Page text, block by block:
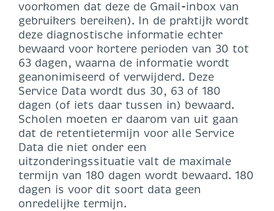
voorkomen dat deze de Gmail-inbox van
gebruikers bereiken). In de praktijk wordt
deze diagnostische informatie echter
bewaard voor kortere perioden van 30 tot
63 dagen, waarna de informatie wordt
geanonimiseerd of verwijderd. Deze
Service Data wordt dus 30, 63 of 180
dagen (of iets daar tussen in) bewaard.
Scholen moeten er daarom van uit gaan
dat de retentietermijn voor alle Service
Data die niet onder een
uitzonderingssituatie valt de maximale
termijn van 180 dagen wordt bewaard. 180
dagen is voor dit soort data geen
onredelijke termijn.